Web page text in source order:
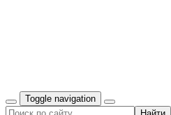
Toggle navigation